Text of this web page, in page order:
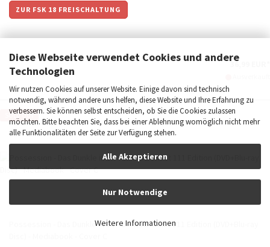
Diese Webseite verwendet Cookies und andere
Technologien
Wir nutzen Cookies auf unserer Website. Einige davon sind technisch
notwendig, während andere uns helfen, diese Website und Ihre Erfahrung zu
verbessern. Sie können selbst entscheiden, ob Sie die Cookies zulassen
möchten. Bitte beachten Sie, dass bei einer Ablehnung womöglich nicht mehr
alle Funktionalitäten der Seite zur Verfügung stehen.
Alle Akzeptieren
Nur Notwendige
Weitere Informationen
ZUR FSK 18 FREISCHALTUNG
36,99 EUR*
SOLD OUT
Possession - Das Dunkle in Dir - Limited Uncut 111 Edition (DVD+Blu-ray